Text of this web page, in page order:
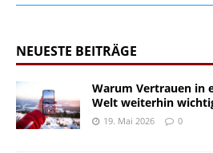
NEUESTE BEITRÄGE
Warum Vertrauen in
Welt weiterhin
19. Mai 2026 0